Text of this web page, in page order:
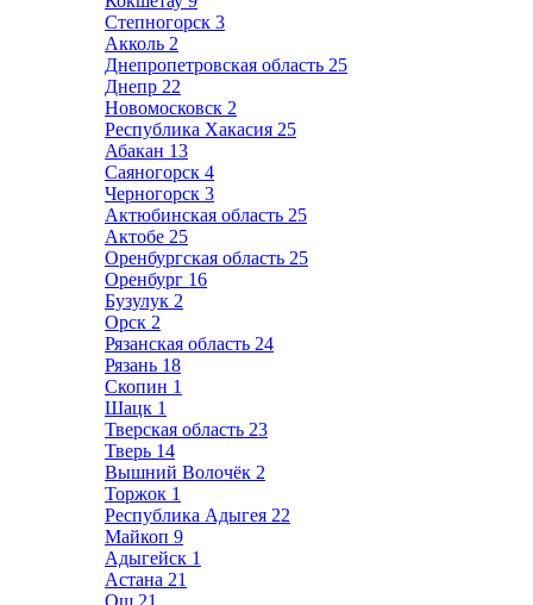
Степногорск 3
Акколь 2
Днепропетровская область 25
Днепр 22
Новомосковск 2
Республика Хакасия 25
Абакан 13
Саяногорск 4
Черногорск 3
Актюбинская область 25
Актобе 25
Оренбургская область 25
Оренбург 16
Бузулук 2
Орск 2
Рязанская область 24
Рязань 18
Скопин 1
Шацк 1
Тверская область 23
Тверь 14
Вышний Волочёк 2
Торжок 1
Республика Адыгея 22
Майкоп 9
Адыгейск 1
Астана 21
Ош 21